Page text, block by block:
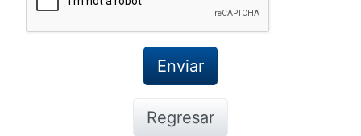
Regresar